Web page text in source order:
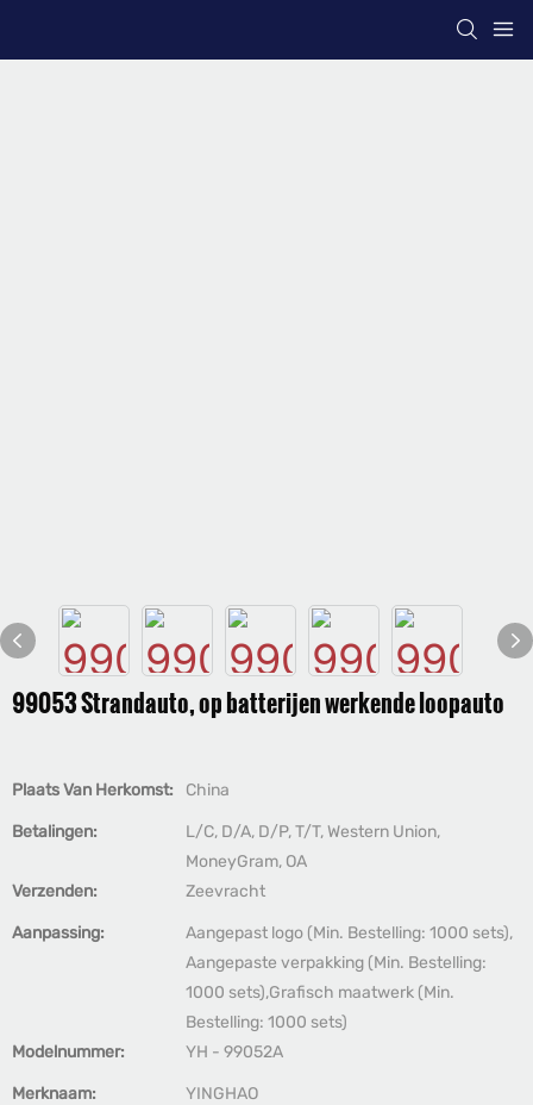
99053 Strandauto, op batterijen werkende loopauto
Plaats Van Herkomst: China
Betalingen:
L/C, D/A, D/P, T/T, Western Union,
MoneyGram, OA
Verzenden:
Zeevracht
Aanpassing:
Aangepast logo (Min. Bestelling: 1000 sets),
Aangepaste verpakking (Min. Bestelling:
1000 sets),Grafisch maatwerk (Min.
Bestelling: 1000 sets)
Modelnummer:
YH - 99052A
Merknaam: YINGHAO